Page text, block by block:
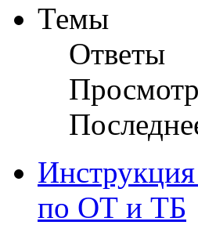
Темы
Ответы
по ОТ и ТБ